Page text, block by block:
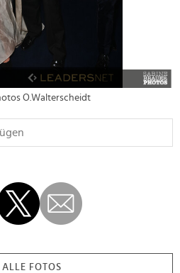
O.Walterscheidt
ALLE FOTOS